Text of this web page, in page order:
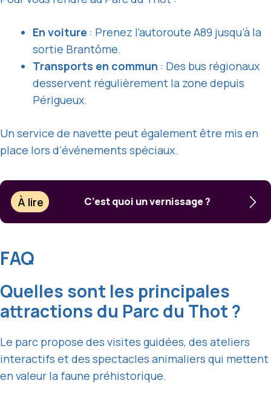
En voiture : Prenez l’autoroute A89 jusqu’à la
sortie Brantôme.
Transports en commun : Des bus régionaux
desservent régulièrement la zone depuis
Périgueux.
Un service de navette peut également être mis en
place lors d’événements spéciaux.
À lire C’est quoi un vernissage ?
FAQ
Quelles sont les principales
attractions du Parc du Thot ?
Le parc propose des visites guidées, des ateliers
interactifs et des spectacles animaliers qui mettent
en valeur la faune préhistorique.